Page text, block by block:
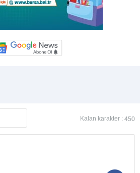
Kalan karakter : 450